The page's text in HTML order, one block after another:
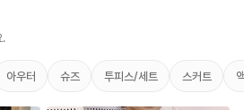
.
아우터 슈즈 투피스/세트 스커트